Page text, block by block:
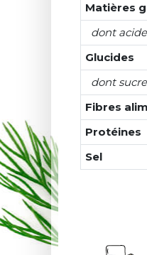
Matières
dont
Glucides
dont
Fibres
Protéines
Sel